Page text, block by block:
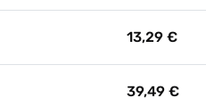
13,29 €
39,49 €